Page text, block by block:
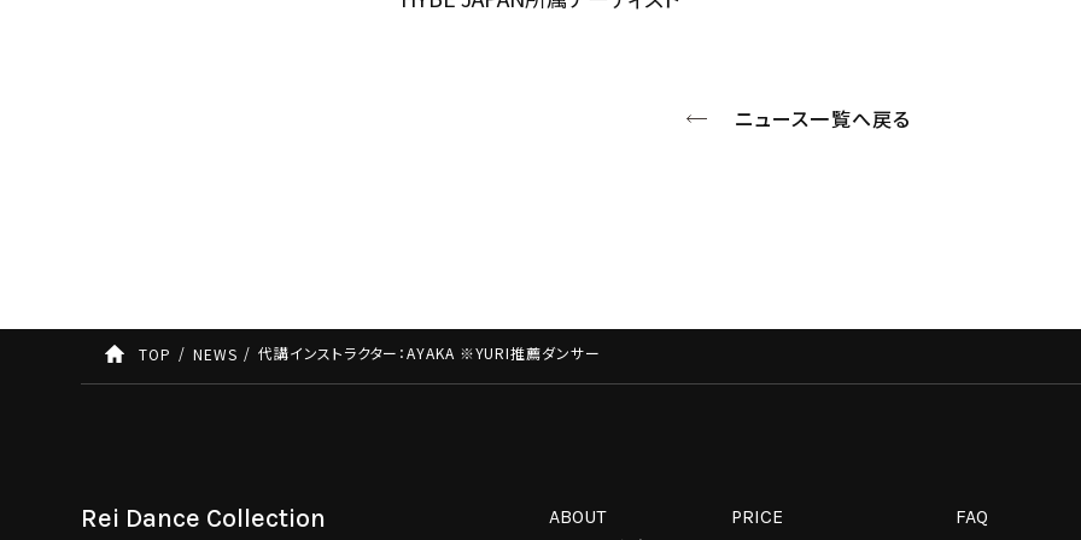
ニュース一覧へ戻る
TOP NEWS 代講インストラクター：AYAKA ※YURI推薦ダンサー
Rei Dance Collection ABOUT PRICE FAQ